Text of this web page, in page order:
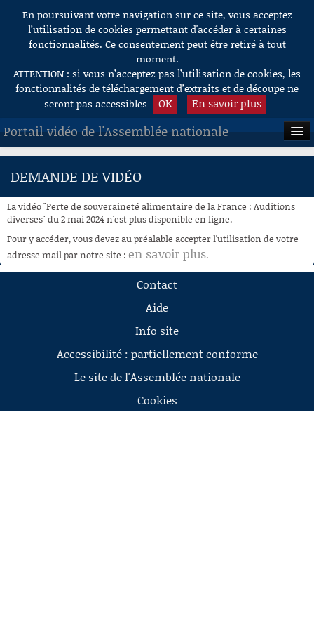
Aller au contenu
En poursuivant votre navigation sur ce site, vous acceptez
l’utilisation de cookies permettant d'accéder à certaines
fonctionnalités. Ce consentement peut être retiré à tout
moment.
ATTENTION : si vous n’acceptez pas l’utilisation de cookies, les
fonctionnalités de téléchargement d’extraits et de découpe ne
seront pas accessibles
OK En savoir plus
Portail vidéo de l'Assemblée nationale
ACCUEIL
À LA DEMANDE
RECHERCHE
AIDE À LA DÉCOUPE
DEMANDE DE VIDÉO
La vidéo "Perte de souveraineté alimentaire de la France : Auditions
diverses" du 2 mai 2024 n'est plus disponible en ligne.
Pour y accéder, vous devez au préalable accepter l'utilisation de votre
adresse mail par notre site : en savoir plus.
Contact
Aide
Info site
Accessibilité : partiellement conforme
Le site de l'Assemblée nationale
Cookies